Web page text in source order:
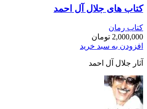
کتاب های جلال آل احمد
کتاب رمان
2,000,000 تومان
افزودن به سبد خرید
آثار جلال آل احمد